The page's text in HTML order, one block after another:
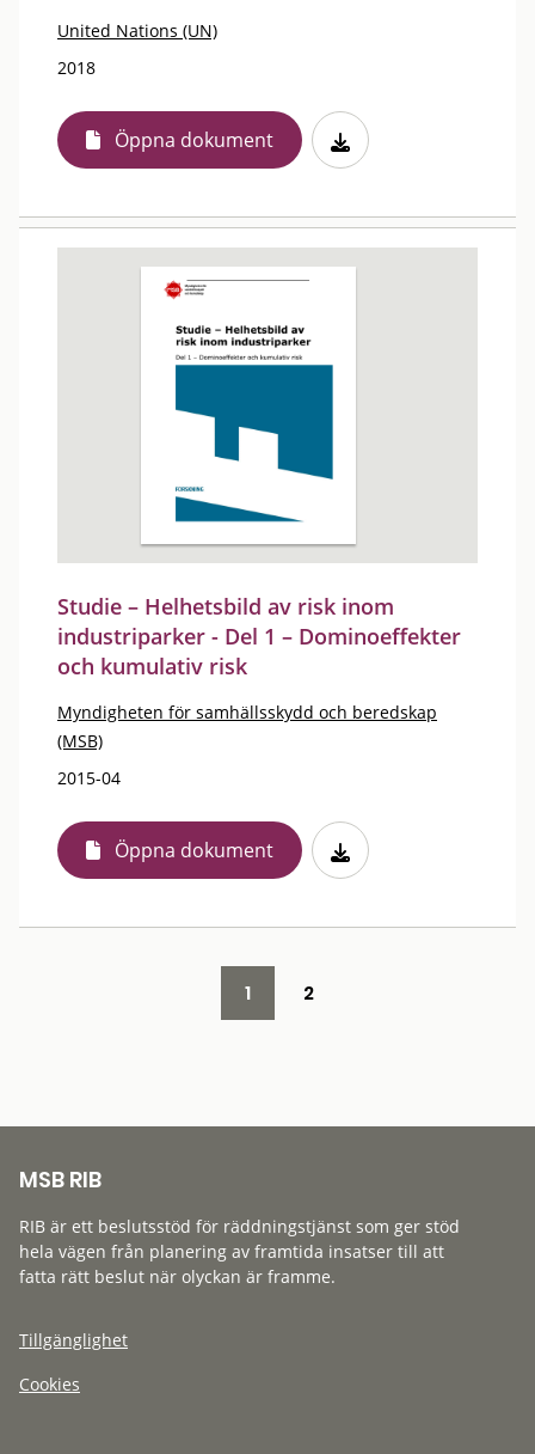
United Nations (UN)
2018
Öppna dokument
Studie – Helhetsbild av risk inom
industriparker - Del 1 – Dominoeffekter
och kumulativ risk
Myndigheten för samhällsskydd och beredskap
(MSB)
2015-04
Öppna dokument
1 2
MSB RIB
RIB är ett beslutsstöd för räddningstjänst som ger stöd
hela vägen från planering av framtida insatser till att
fatta rätt beslut när olyckan är framme.
Tillgänglighet
Cookies